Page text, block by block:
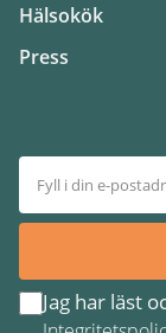
Hälsokök
Press
Jag har läst